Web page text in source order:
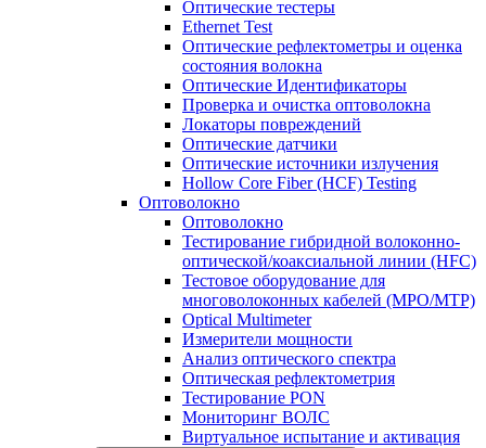
Оптические тестеры
Ethernet Test
Оптические рефлектометры и оценка
состояния волокна
Оптические Идентификаторы
Проверка и очистка оптоволокна
Локаторы повреждений
Оптические датчики
Оптические источники излучения
Hollow Core Fiber (HCF) Testing
Оптоволокно
Оптоволокно
Тестирование гибридной волоконно-
оптической/коаксиальной линии (HFC)
Тестовое оборудование для
многоволоконных кабелей (MPO/MTP)
Optical Multimeter
Измерители мощности
Анализ оптического спектра
Оптическая рефлектометрия
Тестирование PON
Мониторинг ВОЛС
Виртуальное испытание и активация